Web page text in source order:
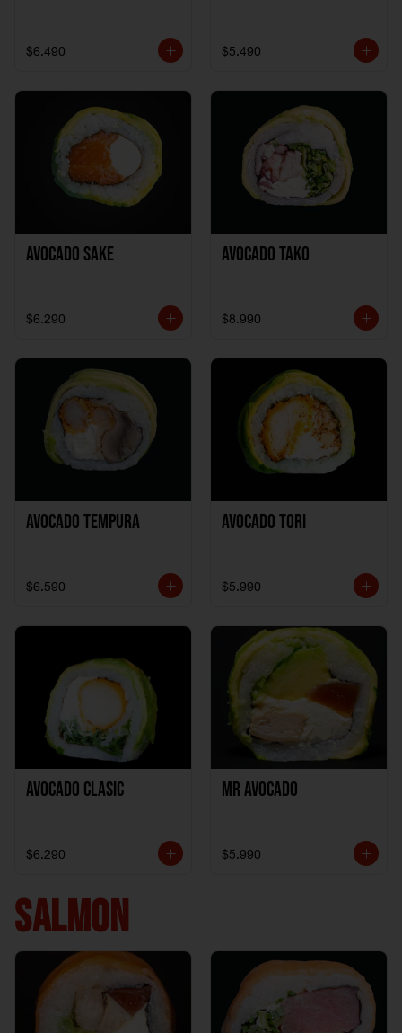
$6.490 $5.490
Avocado Sake
$6.290
Avocado Tako
$8.990
Avocado Tempura
$6.590
Avocado Tori
$5.990
Avocado clasic
$6.290
Mr Avocado
$5.990
SALMON